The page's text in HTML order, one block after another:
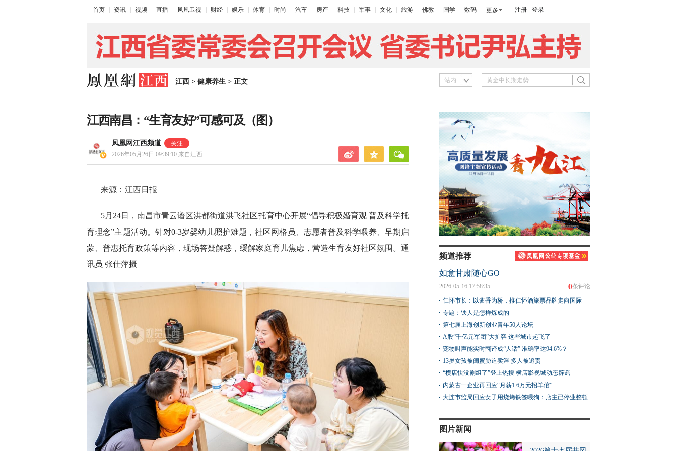
首页 资讯 视频 直播 凤凰卫视 财经 娱乐 体育 时尚 汽车 房产 科技 军事 文化 旅游 佛教 国学 数码 更多 注册 登录
江西 > 健康养生 > 正文 站内
江西南昌：“生育友好”可感可及（图）
凤凰网江西频道
2026年05月26日 09:39:10 来自江西
来源：江西日报
5月24日，南昌市青云谱区洪都街道洪飞社区托育中心开展“倡导积极婚育观 普及科学托
育理念”主题活动。针对0-3岁婴幼儿照护难题，社区网格员、志愿者普及科学喂养、早期启
蒙、普惠托育政策等内容，现场答疑解惑，缓解家庭育儿焦虑，营造生育友好社区氛围。通
讯员 张仕萍摄
频道推荐
如意甘肃随心GO
0条评论
2026-05-16 17:58:35
仁怀市长：以酱香为桥，推仁怀酒旅票品牌走向国际
专题：铁人是怎样炼成的
第七届上海创新创业青年50人论坛
A股“千亿元军团”大扩容 这些城市起飞了
宠物叫声能实时翻译成“人话” 准确率达94.6%？
13岁女孩被闺蜜胁迫卖淫 多人被追责
“横店快没剧组了”登上热搜 横店影视城动态辟谣
内蒙古一企业再回应“月薪1.6万元招羊倌”
大连市监局回应女子用烧烤铁签喂狗：店主已停业整顿
图片新闻